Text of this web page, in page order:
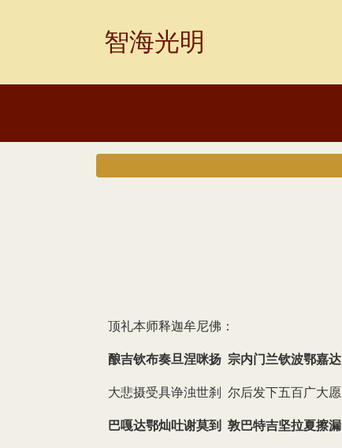
智海光明
顶礼本师释迦牟尼佛：
酿吉钦布奏旦涅咪扬 宗内门兰钦波鄂嘉达
大悲摄受具诤浊世刹 尔后发下五百广大愿
巴嘎达鄂灿吐谢莫到 敦巴特吉坚拉夏擦漏